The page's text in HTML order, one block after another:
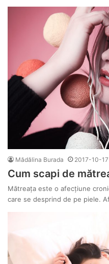
Mădălina Burada 2017-10-17
Cum scapi de
Mătreaţa este o afecţiune
care se desprind de pe piele.